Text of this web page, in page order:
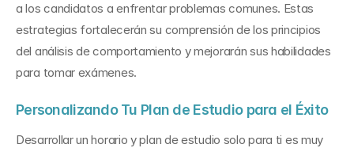
a los candidatos a enfrentar problemas comunes. Estas
estrategias fortalecerán su comprensión de los principios
del análisis de comportamiento y mejorarán sus habilidades
para tomar exámenes.
Personalizando Tu Plan de Estudio para el Éxito
Desarrollar un horario y plan de estudio solo para ti es muy